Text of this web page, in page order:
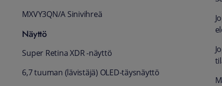
MXVY3QN/A Sinivihreä
Näyttö
Super Retina XDR ‑näyttö
6,7 tuuman (lävistäjä) OLED-täysnäyttö